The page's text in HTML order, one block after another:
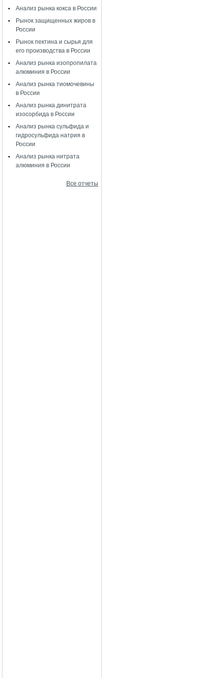
Анализ рынка кокса в России
Рынок защищенных жиров в
России
Рынок пектина и сырья для
его производства в России
Анализ рынка изопропилата
алюминия в России
Анализ рынка тиомочевины
в России
Анализ рынка динитрата
изосорбида в России
Анализ рынка сульфида и
гидросульфида натрия в
России
Анализ рынка нитрата
алюминия в России
Все отчеты